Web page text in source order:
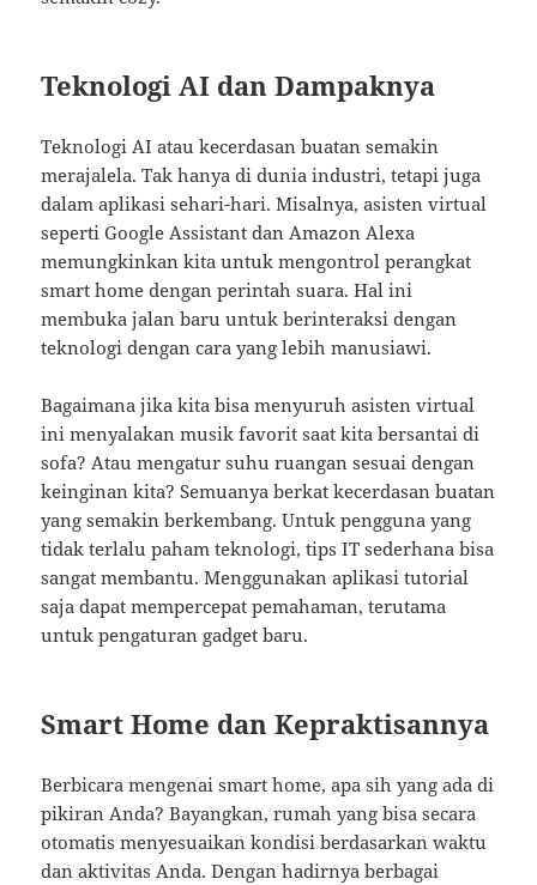
Teknologi AI dan Dampaknya
Teknologi AI atau kecerdasan buatan semakin
merajalela. Tak hanya di dunia industri, tetapi juga
dalam aplikasi sehari-hari. Misalnya, asisten virtual
seperti Google Assistant dan Amazon Alexa
memungkinkan kita untuk mengontrol perangkat
smart home dengan perintah suara. Hal ini
membuka jalan baru untuk berinteraksi dengan
teknologi dengan cara yang lebih manusiawi.
Bagaimana jika kita bisa menyuruh asisten virtual
ini menyalakan musik favorit saat kita bersantai di
sofa? Atau mengatur suhu ruangan sesuai dengan
keinginan kita? Semuanya berkat kecerdasan buatan
yang semakin berkembang. Untuk pengguna yang
tidak terlalu paham teknologi, tips IT sederhana bisa
sangat membantu. Menggunakan aplikasi tutorial
saja dapat mempercepat pemahaman, terutama
untuk pengaturan gadget baru.
Smart Home dan Kepraktisannya
Berbicara mengenai smart home, apa sih yang ada di
pikiran Anda? Bayangkan, rumah yang bisa secara
otomatis menyesuaikan kondisi berdasarkan waktu
dan aktivitas Anda. Dengan hadirnya berbagai